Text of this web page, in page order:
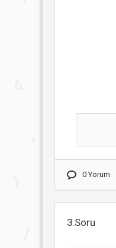
0 Yorum
3.Soru